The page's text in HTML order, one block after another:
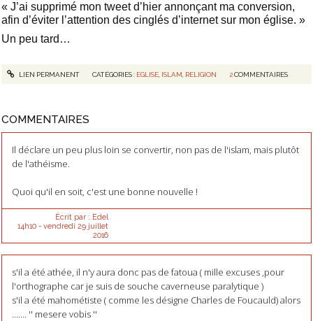
« J’ai supprimé mon tweet d’hier annonçant ma conversion,
afin d’éviter l’attention des cinglés d’internet sur mon église. »
Un peu tard…
LIEN PERMANENT CATÉGORIES : EGLISE, ISLAM RELIGION 2COMMENTAIRES
COMMENTAIRES
Il déclare un peu plus loin se convertir, non pas de l'islam, mais plutôt
de l'athéisme.
Quoi qu'il en soit, c'est une bonne nouvelle !
Écrit par : Edel
14h10- vendredi 29 juillet
2016
s'il a été athée, il n'y aura donc pas de fatoua ( mille excuses ,pour
l'orthographe car je suis de souche caverneuse paralytique )
s'il a été mahométiste ( comme les désigne Charles de Foucauld) alors
....... '' mesere vobis ''